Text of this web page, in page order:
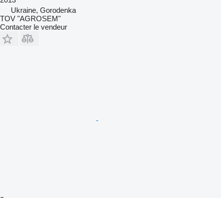
Ukraine, Gorodenka
TOV "AGROSEM"
Contacter le vendeur